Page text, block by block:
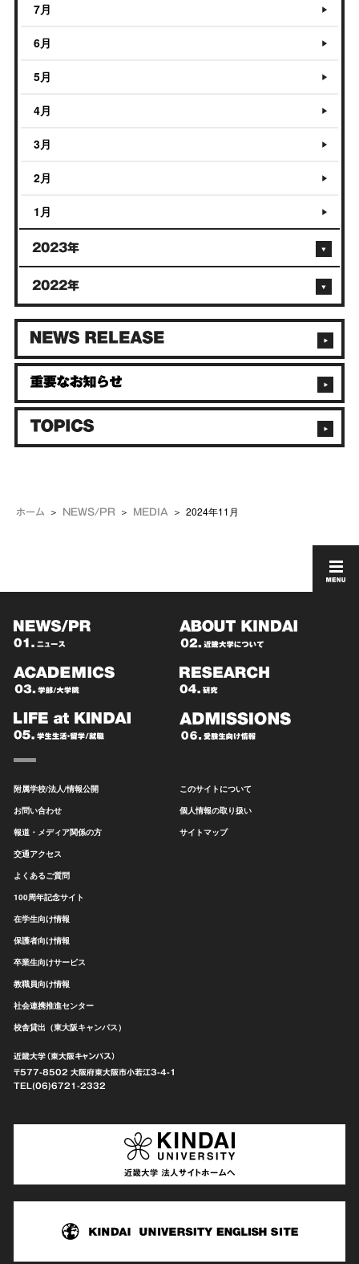
ホーム NEWS/PR MEDIA 2024年11月
7月
6月
5月
4月
3月
2月
1月
2023年
2022年
附属学校/法人/情報公開
お問い合わせ
報道・メディア関係の方
交通アクセス
よくあるご質問
100周年記念サイト
在学生向け情報
保護者向け情報
卒業生向けサービス
教職員向け情報
社会連携推進センター
校舎貸出（東大阪キャンパス）
このサイトについて
個人情報の取り扱い
サイトマップ
近畿大学（東大阪キャンパス）
〒577-8502 大阪府東大阪市小若江3-4-1
TEL(06)6721-2332